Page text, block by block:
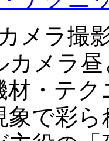
メラ撮
カメラ
材・テ
象で彩